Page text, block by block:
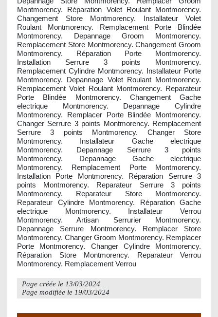
Montmorency. Réparation Volet Roulant Montmorency.
Changement Store Montmorency. Installateur Volet
Roulant Montmorency. Remplacement Porte Blindée
Montmorency. Depannage Groom Montmorency.
Remplacement Store Montmorency. Changement Groom
Montmorency. Réparation Porte Montmorency.
Installation Serrure 3 points Montmorency.
Remplacement Cylindre Montmorency. Installateur Porte
Montmorency. Depannage Volet Roulant Montmorency.
Remplacement Volet Roulant Montmorency. Reparateur
Porte Blindée Montmorency. Changement Gache
electrique Montmorency. Depannage Cylindre
Montmorency. Remplacer Porte Blindée Montmorency.
Changer Serrure 3 points Montmorency. Remplacement
Serrure 3 points Montmorency. Changer Store
Montmorency. Installateur Gache electrique
Montmorency. Depannage Serrure 3 points
Montmorency. Depannage Gache electrique
Montmorency. Remplacement Porte Montmorency.
Installation Porte Montmorency. Réparation Serrure 3
points Montmorency. Reparateur Serrure 3 points
Montmorency. Reparateur Store Montmorency.
Reparateur Cylindre Montmorency. Réparation Gache
electrique Montmorency. Installateur Verrou
Montmorency. Artisan Serrurier Montmorency.
Depannage Serrure Montmorency. Remplacer Store
Montmorency. Changer Groom Montmorency. Remplacer
Porte Montmorency. Changer Cylindre Montmorency.
Réparation Store Montmorency. Reparateur Verrou
Montmorency. Remplacement Verrou
Page créée le 13/03/2024
Page modifiée le 19/03/2024